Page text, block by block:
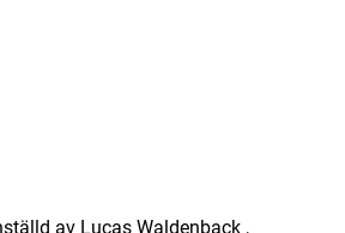
av Lucas Waldenback ,